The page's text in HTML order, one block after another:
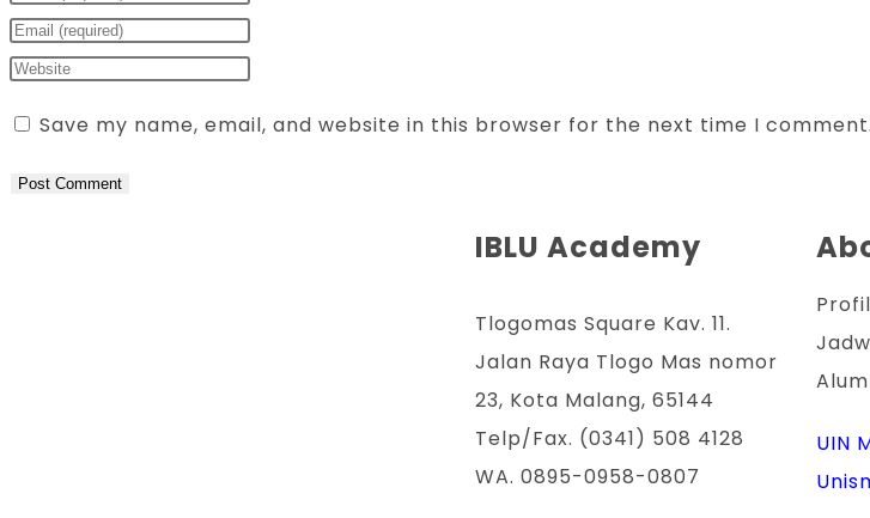
Save my name, email, and website in this browser for the next time I comment.
IBLU Academy
Tlogomas Square Kav. 11.
Jalan Raya Tlogo Mas nomor
23, Kota Malang, 65144
Telp/Fax. (0341) 508 4128
WA. 0895-0958-0807
Profil
UIN